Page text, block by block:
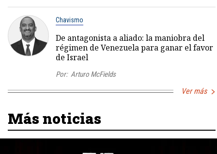
Chavismo
De antagonista a aliado: la maniobra del
régimen de Venezuela para ganar el favor
de Israel
Por: Arturo McFields
Ver más
Más noticias